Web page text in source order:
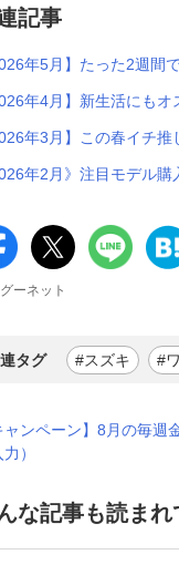
記事
年5月】たった2週間
年4月】新生活にも
年3月】この春イチ
年2月》注目モデル購
ーネット
タグ #スズキ #
ャンペーン】8月の毎
）
な記事も読まれ